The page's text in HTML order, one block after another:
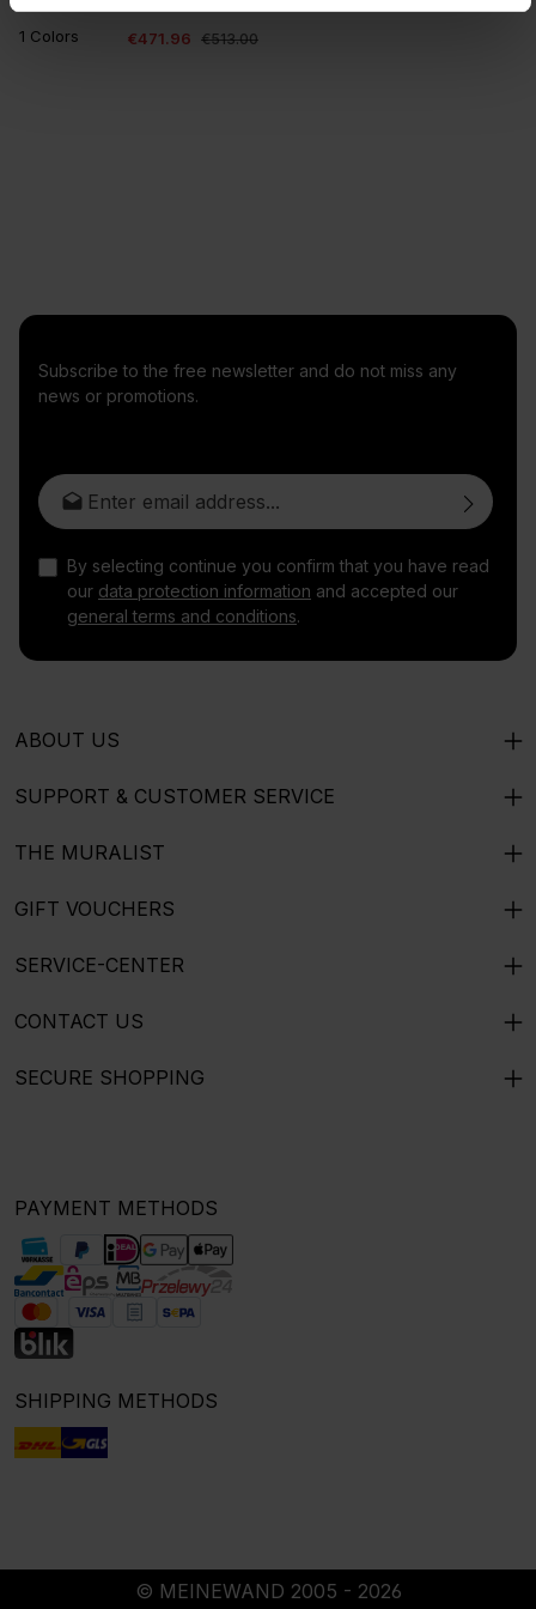
1 Colors
€471.96 €513.00
Subscribe to the free newsletter and do not miss any
news or promotions.
Email address*
By selecting continue you confirm that you have read
our data protection information and accepted our
general terms and conditions.
ABOUT US
SUPPORT & CUSTOMER SERVICE
THE MURALIST
GIFT VOUCHERS
SERVICE-CENTER
CONTACT US
SECURE SHOPPING
PAYMENT METHODS
SHIPPING METHODS
© MEINEWAND 2005 - 2026